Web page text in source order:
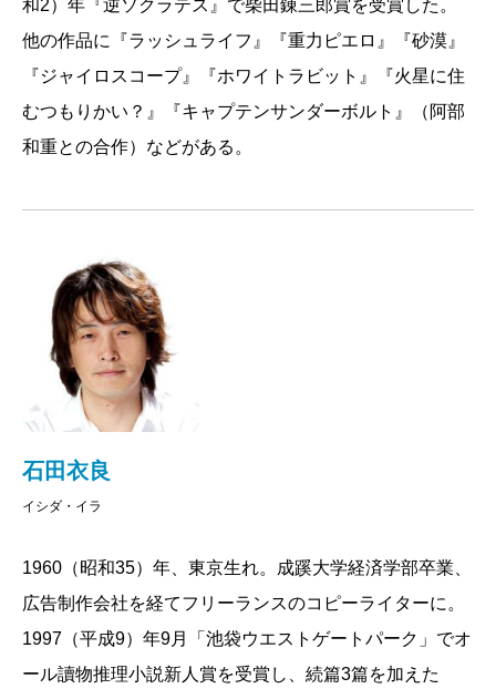
和2）年『逆ソクラテス』で柴田錬三郎賞を受賞した。
他の作品に『ラッシュライフ』『重力ピエロ』『砂漠』
『ジャイロスコープ』『ホワイトラビット』『火星に住
むつもりかい？』『キャプテンサンダーボルト』（阿部
和重との合作）などがある。
石田衣良
イシダ・イラ
1960（昭和35）年、東京生れ。成蹊大学経済学部卒業、
広告制作会社を経てフリーランスのコピーライターに。
1997（平成9）年9月「池袋ウエストゲートパーク」でオ
ール讀物推理小説新人賞を受賞し、続篇3篇を加えた